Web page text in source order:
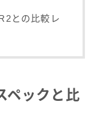
との比較レ
ックと比